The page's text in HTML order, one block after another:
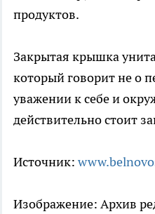
продуктов.
Закрытая крышка
который говорит не о
уважении к себе и
действительно стоит
Источник:
Изображение: Архив